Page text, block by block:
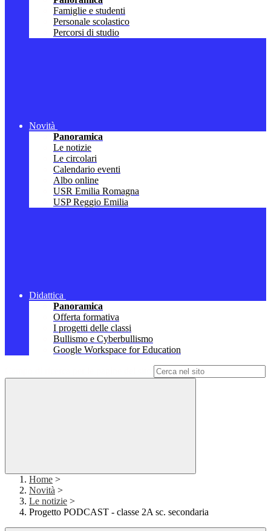
Famiglie e studenti
Personale scolastico
Percorsi di studio
Novità
Panoramica
Le notizie
Le circolari
Calendario eventi
Albo online
USR Emilia Romagna
USP Reggio Emilia
Didattica
Panoramica
Offerta formativa
I progetti delle classi
Bullismo e Cyberbullismo
Google Workspace for Education
Home >
Novità >
Le notizie >
Progetto PODCAST - classe 2A sc. secondaria